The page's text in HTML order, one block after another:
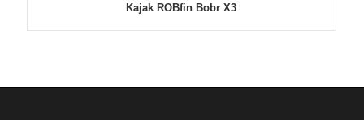
Kajak ROBfin Bobr X3